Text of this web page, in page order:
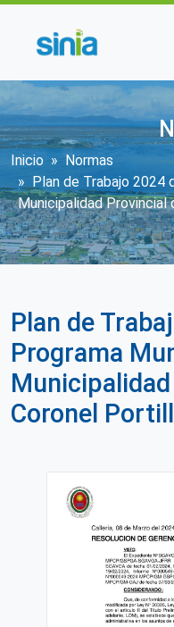
Sobrescribir
Inicio
Normas
Plan de Trabajo 2024
Municipalidad
Plan de
Programa
Coronel